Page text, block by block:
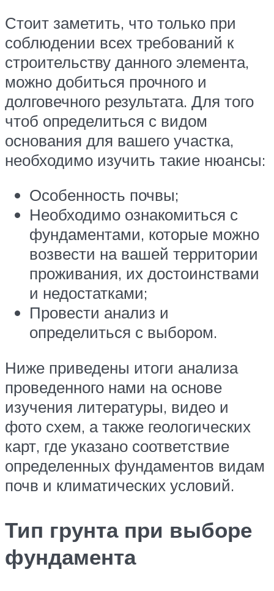
Стоит заметить, что только при
соблюдении всех требований к
строительству данного элемента,
можно добиться прочного и
долговечного результата. Для того
чтоб определиться с видом
основания для вашего участка,
необходимо изучить такие нюансы:
Особенность почвы;
Необходимо ознакомиться с
фундаментами, которые можно
возвести на вашей территории
проживания, их достоинствами
и недостатками;
Провести анализ и
определиться с выбором.
Ниже приведены итоги анализа
проведенного нами на основе
изучения литературы, видео и
фото схем, а также геологических
карт, где указано соответствие
определенных фундаментов видам
почв и климатических условий.
Тип грунта при выборе
фундамента